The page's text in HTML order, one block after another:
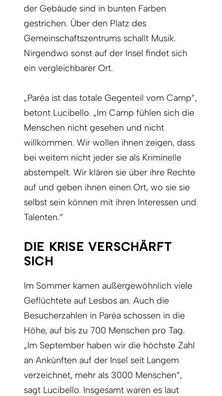
der Gebäude sind in bunten Farben
gestrichen. Über den Platz des
Gemeinschaftszentrums schallt Musik.
Nirgendwo sonst auf der Insel findet sich
ein vergleichbarer Ort.
„Paréa ist das totale Gegenteil vom Camp“,
betont Lucibello. „Im Camp fühlen sich die
Menschen nicht gesehen und nicht
willkommen. Wir wollen ihnen zeigen, dass
bei weitem nicht jeder sie als Kriminelle
abstempelt. Wir klären sie über ihre Rechte
auf und geben ihnen einen Ort, wo sie sie
selbst sein können mit ihren Interessen und
Talenten.“
DIE KRISE VERSCHÄRFT
SICH
Im Sommer kamen außergewöhnlich viele
Geflüchtete auf Lesbos an. Auch die
Besucherzahlen in Paréa schossen in die
Höhe, auf bis zu 700 Menschen pro Tag.
„Im September haben wir die höchste Zahl
an Ankünften auf der Insel seit Langem
verzeichnet, mehr als 3000 Menschen“,
sagt Lucibello. Insgesamt waren es laut